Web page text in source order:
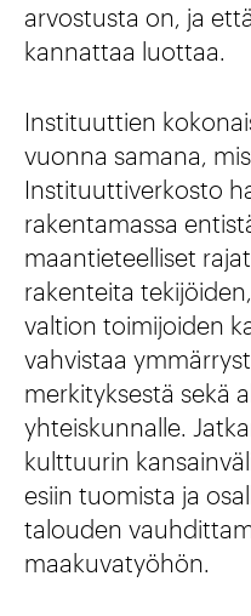
arvostusta on, ja
kannattaa luottaa.
Instituuttien
vuonna samana,
Instituuttiverkosto
rakentamassa
maantieteelliset
rakenteita
valtion toimijoiden
vahvistaa
merkityksestä sekä
yhteiskunnalle.
kulttuurin
esiin tuomista ja
talouden
maakuvatyöhön.